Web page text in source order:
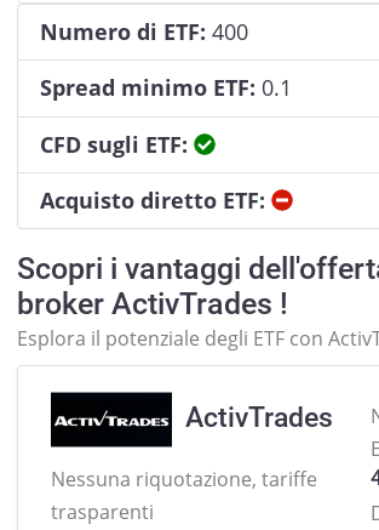
Numero di ETF: 400
Spread minimo ETF: 0.1
CFD sugli ETF:
Sì
Acquisto diretto ETF:
No
Scopri i vantaggi
broker ActivTrades !
Esplora il potenziale degli ETF con
ActivTrades
Nessuna riquotazione, tariffe
trasparenti